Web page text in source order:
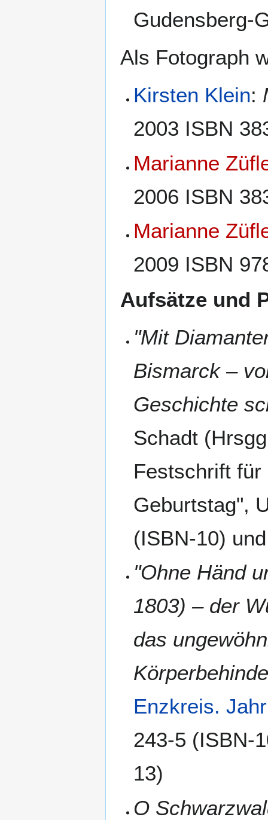
Gudensberg-
Als Fotograph
Kirsten Klein:
2003 ISBN
Marianne
2006 ISBN
Marianne
2009 ISBN
Aufsätze und
"Mit
Bismarck –
Geschichte
Schadt
Festschrift
Geburtstag",
(ISBN-10)
"Ohne Händ
1803) – der
das
Enzkreis.
243-5 (ISBN-
13)
O